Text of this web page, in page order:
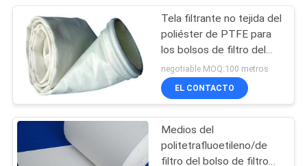
Tela filtrante de
PTFE
Tela filtrante no tejida del
poliéster de PTFE para
los bolsos de filtro del
colector de polvo
negotiable MOQ:100 metros
EL CONTACTO
Medios del
politetrafluoetileno/de
filtro del bolso de filtro